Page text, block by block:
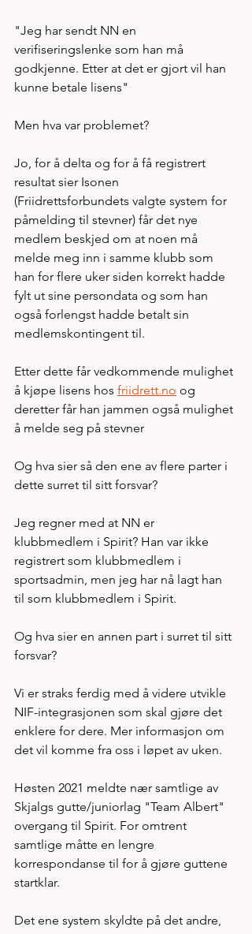
"Jeg har sendt NN en
verifiseringslenke som han må
godkjenne. Etter at det er gjort vil han
kunne betale lisens"
Men hva var problemet?
Jo, for å delta og for å få registrert
resultat sier Isonen
(Friidrettsforbundets valgte system for
påmelding til stevner) får det nye
medlem beskjed om at noen må
melde meg inn i samme klubb som
han for flere uker siden korrekt hadde
fylt ut sine persondata og som han
også forlengst hadde betalt sin
medlemskontingent til.
Etter dette får vedkommende mulighet
å kjøpe lisens hos friidrett.no og
deretter får han jammen også mulighet
å melde seg på stevner
Og hva sier så den ene av flere parter i
dette surret til sitt forsvar?
Jeg regner med at NN er
klubbmedlem i Spirit? Han var ikke
registrert som klubbmedlem i
sportsadmin, men jeg har nå lagt han
til som klubbmedlem i Spirit.
Og hva sier en annen part i surret til sitt
forsvar?
Vi er straks ferdig med å videre utvikle
NIF-integrasjonen som skal gjøre det
enklere for dere. Mer informasjon om
det vil komme fra oss i løpet av uken.
Høsten 2021 meldte nær samtlige av
Skjalgs gutte/juniorlag "Team Albert"
overgang til Spirit. For omtrent
samtlige måtte en lengre
korrespondanse til for å gjøre guttene
startklar.
Det ene system skyldte på det andre,